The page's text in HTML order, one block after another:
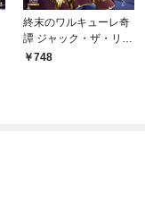
終末のワルキューレ奇
譚 ジャック・ザ・リッ
パーの事件簿 1巻【特
748